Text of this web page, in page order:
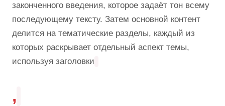
законченного введения, которое задаёт тон всему
последующему тексту. Затем основной контент
делится на тематические разделы, каждый из
которых раскрывает отдельный аспект темы,
используя заголовки
,